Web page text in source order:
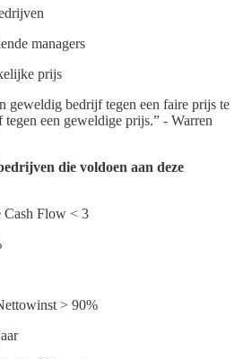
managers
prijs
geweldig bedrijf tegen een faire prijs te
een geweldige prijs.” - Warren
die voldoen aan deze
Cash Flow < 3
> 90%